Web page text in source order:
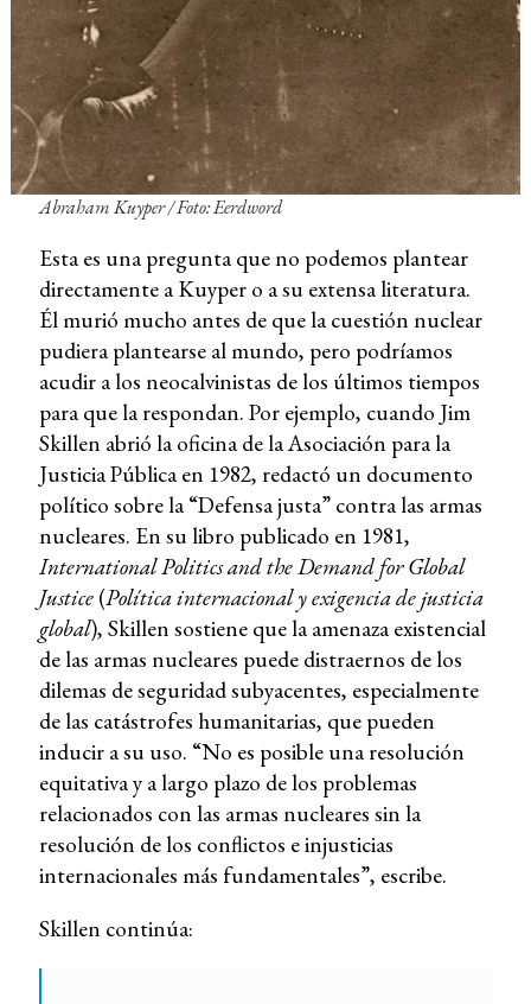
Abraham Kuyper / Foto: Eerdword
Esta es una pregunta que no podemos plantear
directamente a Kuyper o a su extensa literatura.
Él murió mucho antes de que la cuestión nuclear
pudiera plantearse al mundo, pero podríamos
acudir a los neocalvinistas de los últimos tiempos
para que la respondan. Por ejemplo, cuando Jim
Skillen abrió la oficina de la Asociación para la
Justicia Pública en 1982, redactó un documento
político sobre la “Defensa justa” contra las armas
nucleares. En su libro publicado en 1981,
International Politics and the Demand for Global
Justice(Política internacional y exigencia de justicia
global), Skillen sostiene que la amenaza existencial
de las armas nucleares puede distraernos de los
dilemas de seguridad subyacentes, especialmente
de las catástrofes humanitarias, que pueden
inducir a su uso. “No es posible una resolución
equitativa y a largo plazo de los problemas
relacionados con las armas nucleares sin la
resolución de los conflictos e injusticias
internacionales más fundamentales”, escribe.
Skillen continúa: